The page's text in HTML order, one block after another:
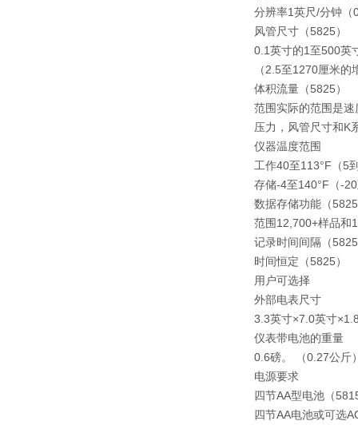
分辨率1英尺/分钟（
风管尺寸（5825）
0.1英寸的1至500英
（2.5至1270厘米
体积流量（5825）
范围实际的范围是速
压力，风管尺寸和K
仪器温度范围
工作40至113°F（5
存储-4至140°F（-
数据存储功能（
范围12,700+样品和
记录时间间隔（
时间恒定（5825）
用户可选择
外部电表尺寸
3.3英寸×7.0英寸
仪表带电池的重量
0.6磅。 （0.27公斤
电源要求
四节AA型电池（
四节AA电池或可选